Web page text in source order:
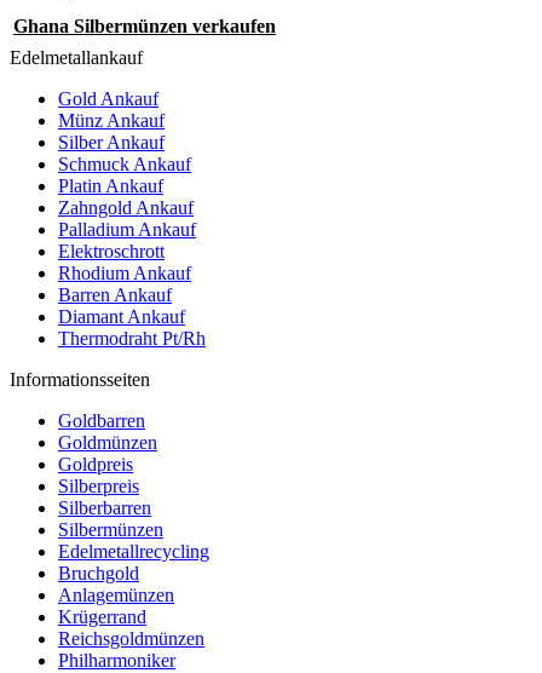
Ghana Silbermünzen verkaufen
Edelmetallankauf
Gold Ankauf
Münz Ankauf
Silber Ankauf
Schmuck Ankauf
Platin Ankauf
Zahngold Ankauf
Palladium Ankauf
Elektroschrott
Rhodium Ankauf
Barren Ankauf
Diamant Ankauf
Thermodraht Pt/Rh
Informationsseiten
Goldbarren
Goldmünzen
Goldpreis
Silberpreis
Silberbarren
Silbermünzen
Edelmetallrecycling
Bruchgold
Anlagemünzen
Krügerrand
Reichsgoldmünzen
Philharmoniker